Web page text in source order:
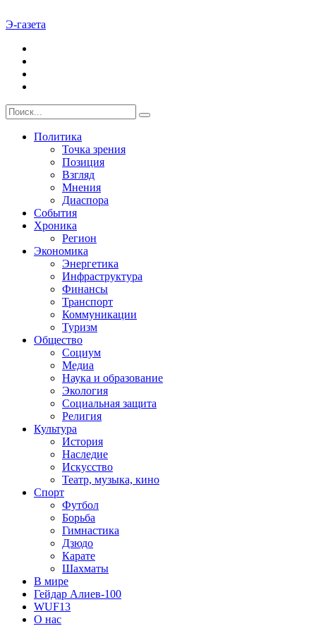
Э-газета
Политика
Точка зрения
Позиция
Взгляд
Мнения
Диаспора
События
Хроника
Регион
Экономика
Энергетика
Инфраструктура
Финансы
Транспорт
Коммуникации
Туризм
Общество
Социум
Медиа
Наука и образование
Экология
Социальная защита
Религия
Культура
История
Наследие
Искусство
Театр, музыка, кино
Спорт
Футбол
Борьба
Гимнастика
Дзюдо
Карате
Шахматы
В мире
Гейдар Алиев-100
WUF13
О нас